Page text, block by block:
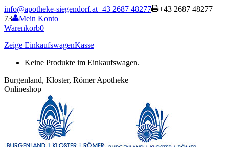
Zum
Inhalt
springen
info@apotheke-siegendorf.at+43 2687 48277
+43 2687 48277
73
Mein Konto
Warenkorb0
Zeige EinkaufswagenKasse
Keine Produkte im Einkaufswagen.
Burgenland, Kloster, Römer Apotheke
Onlineshop